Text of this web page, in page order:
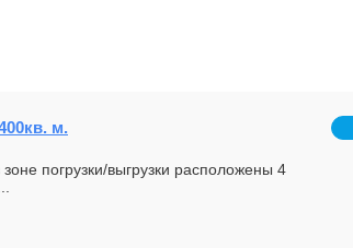
м.
погрузки/выгрузки расположены 4